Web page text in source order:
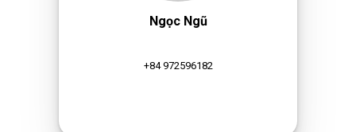
Ngọc Ngũ
+84 972596182